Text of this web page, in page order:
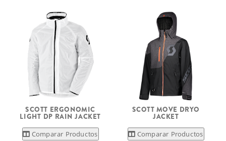
SCOTT ERGONOMIC
LIGHT DP RAIN JACKET
Comparar Productos
SCOTT MOVE DRYO
JACKET
Comparar Productos